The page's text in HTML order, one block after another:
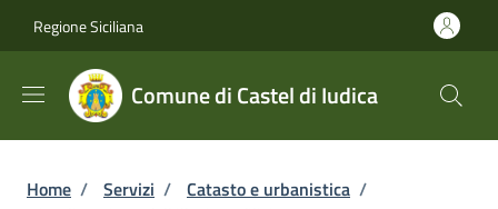
Regione Siciliana
Comune di Castel di Iudica
Briciole di pane
Home / Servizi / Catasto e urbanistica /